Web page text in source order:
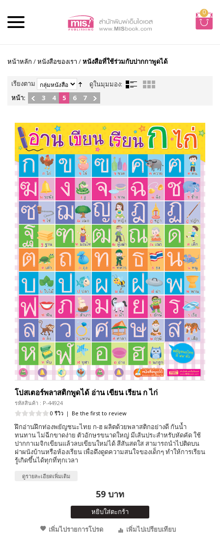
0
หน้าหลัก /หนังสือของเรา /หนังสือที่ใช้ร่วมกับปากกาพูดได้
เรียงตาม
ดูในมุมมอง:
หน้า:
3 4 5 6 7
โปสเตอร์พลาสติกพูดได้ อ่าน เขียน เรียน ก ไก่
รหัสสินค้า : P-44924
0 รีวิว | Be the first to review
ฝึกอ่านฝึกท่องพยัญชนะไทย ก-ฮ ผลิตด้วยพลาสติกอย่างดี กันน้ำ
ทนทาน ไม่ฉีกขาดง่าย ตัวอักษรขนาดใหญ่ มีเส้นประสำหรับหัดคัด ใช้
ปากกาเมจิกเขียนแล้วลบเขียนใหม่ได้ สีสันสดใส สามารถนำไปติดบน
ฝาผนังบ้านหรือห้องเรียน เพื่อดึงดูดความสนใจของเด็กๆ ทำให้การเรียน
รู้เกิดขึ้นได้ทุกที่ทุกเวลา
ดูรายละเอียดเพิ่มเติม
59 บาท
หยิบใส่ตะกร้า
เพิ่มไปรายการโปรด
เพิ่มไปเปรียบเทียบ